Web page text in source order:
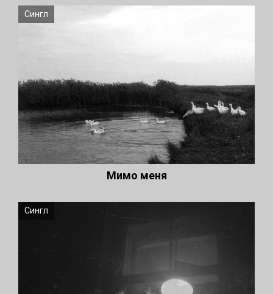
Сингл
Мимо меня
Сингл